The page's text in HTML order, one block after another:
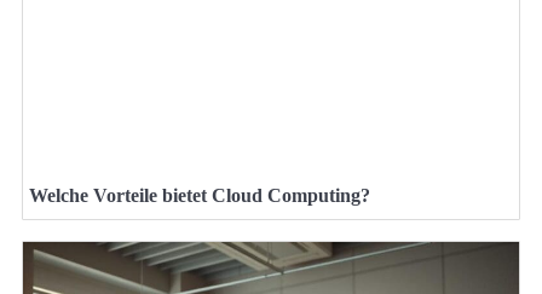
Welche Vorteile bietet Cloud Computing?